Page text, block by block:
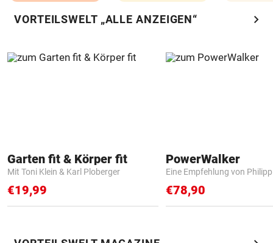
VORTEILSWELT „ALLE ANZEIGEN“ chevron_right
Garten fit & Körper fit
Mit Toni Klein & Karl Ploberger
€19,99
PowerWalker
Eine Empfehlung von
€78,90